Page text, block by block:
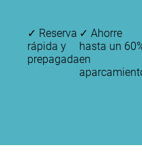
✓ Reserva
rápida y
prepagada
✓ Ahorre
hasta un
en